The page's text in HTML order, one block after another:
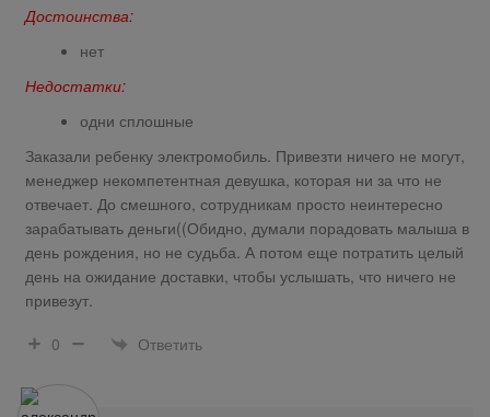
Достоинства:
нет
Недостатки:
одни сплошные
Заказали ребенку электромобиль. Привезти ничего не могут,
менеджер некомпетентная девушка, которая ни за что не
отвечает. До смешного, сотрудникам просто неинтересно
зарабатывать деньги((Обидно, думали порадовать малыша в
день рождения, но не судьба. А потом еще потратить целый
день на ожидание доставки, чтобы услышать, что ничего не
привезут.
0
Ответить